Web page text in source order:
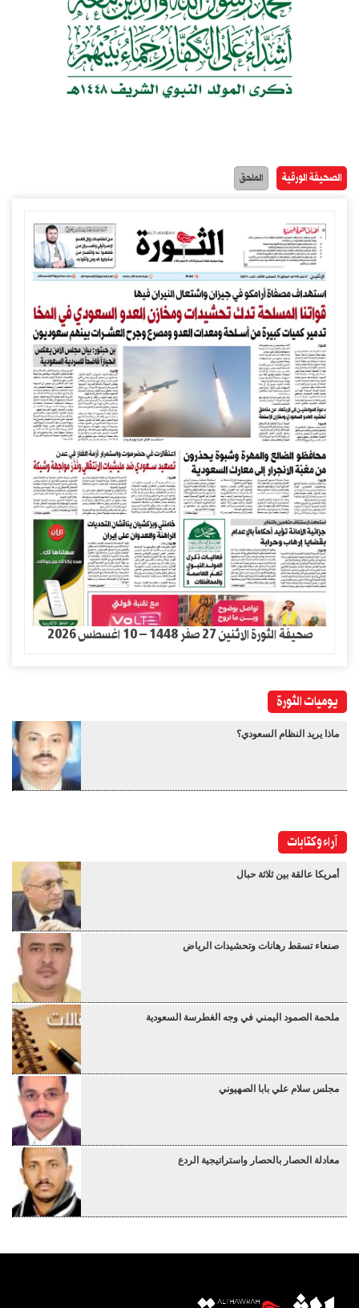
الصحيفة الورقية الملحق
صحيفة الثورة الاثنين 27 صفر 1448 – 10 اغسطس 2026
يوميات الثورة
ماذا يريد النظام السعودي؟
آراء وكتابات
أمريكا عالقة بين ثلاثة حبال
صنعاء تسقط رهانات وتحشيدات الرياض
ملحمة الصمود اليمني في وجه الغطرسة السعودية
مجلس سلام علي بابا الصهيوني
معادلة الحصار بالحصار واستراتيجية الردع